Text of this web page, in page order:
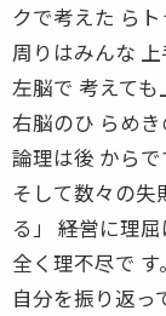
クで考えた らト
周りはみんな 上
左脳で 考えても
右脳のひ らめき
論理は後 からで
そして数々の失
る」 ――経営に
全く理不尽で す。
自分を振り返っ